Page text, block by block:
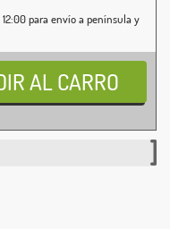
para envío a península y